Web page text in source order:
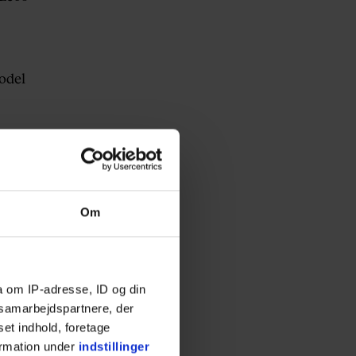
Om
om IP-adresse, ID og din
der
indhold, foretage
under indstillinger
den